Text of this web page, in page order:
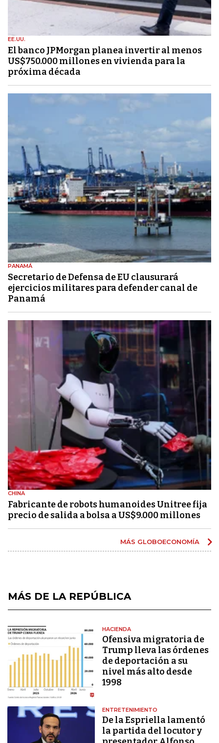
EE.UU.
El banco JPMorgan planea invertir al menos
US$750.000 millones en vivienda para la
próxima década
PANAMÁ
Secretario de Defensa de EU clausurará
ejercicios militares para defender canal de
Panamá
CHINA
Fabricante de robots humanoides Unitree fija
precio de salida a bolsa a US$9.000 millones
MÁS GLOBOECONOMÍA
MÁS DE LA REPÚBLICA
HACIENDA
Ofensiva migratoria de
Trump lleva las órdenes
de deportación a su
nivel más alto desde
1998
ENTRETENIMIENTO
De la Espriella lamentó
la partida del locutor y